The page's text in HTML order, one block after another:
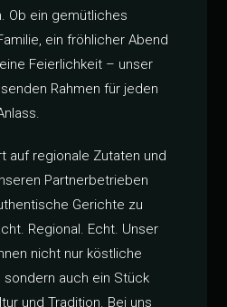
Ob ein gemütliches
ein fröhlicher Abend
Feierlichkeit – unser
Rahmen für jeden
auf regionale Zutaten und
Partnerbetrieben
Gerichte zu
Regional. Echt. Unser
nicht nur köstliche
auch ein Stück
und Tradition. Bei uns